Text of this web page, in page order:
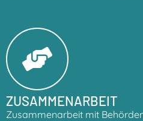
ZUSAMMENARBEIT
Zusammenarbeit mit